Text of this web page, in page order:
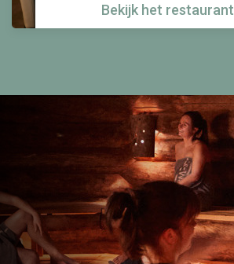
Bekijk het restaurant